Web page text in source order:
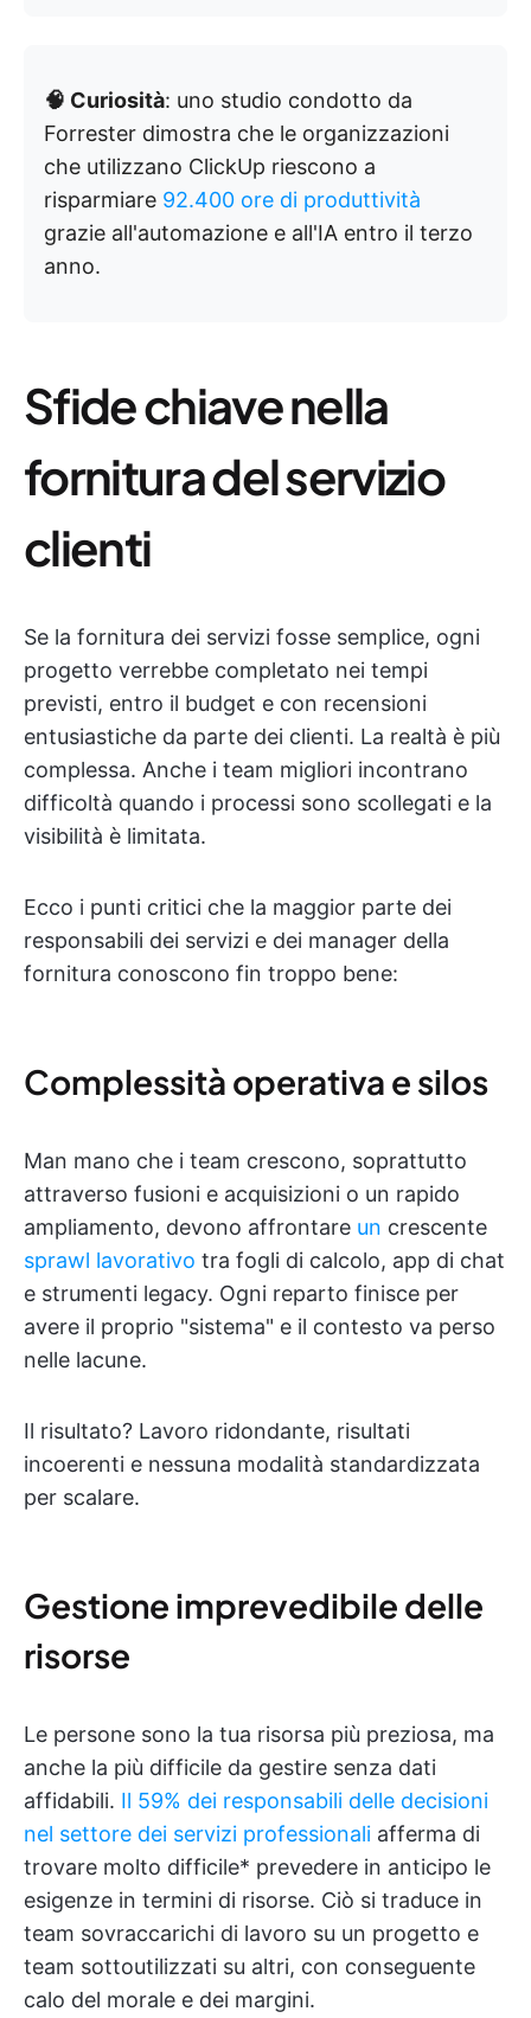
🧠 Curiosità: uno studio condotto da
Forrester dimostra che le organizzazioni
che utilizzano ClickUp riescono a
risparmiare 92.400 ore di produttività
grazie all'automazione e all'IA entro il terzo
anno.
Sfide chiave nella
fornitura del servizio
clienti
Se la fornitura dei servizi fosse semplice, ogni
progetto verrebbe completato nei tempi
previsti, entro il budget e con recensioni
entusiastiche da parte dei clienti. La realtà è più
complessa. Anche i team migliori incontrano
difficoltà quando i processi sono scollegati e la
visibilità è limitata.
Ecco i punti critici che la maggior parte dei
responsabili dei servizi e dei manager della
fornitura conoscono fin troppo bene:
Complessità operativa e silos
Man mano che i team crescono, soprattutto
attraverso fusioni e acquisizioni o un rapido
ampliamento, devono affrontare un crescente
sprawl lavorativo tra fogli di calcolo, app di chat
e strumenti legacy. Ogni reparto finisce per
avere il proprio "sistema" e il contesto va perso
nelle lacune.
Il risultato? Lavoro ridondante, risultati
incoerenti e nessuna modalità standardizzata
per scalare.
Gestione imprevedibile delle
risorse
Le persone sono la tua risorsa più preziosa, ma
anche la più difficile da gestire senza dati
affidabili. Il 59% dei responsabili delle decisioni
nel settore dei servizi professionali afferma di
trovare molto difficile* prevedere in anticipo le
esigenze in termini di risorse. Ciò si traduce in
team sovraccarichi di lavoro su un progetto e
team sottoutilizzati su altri, con conseguente
calo del morale e dei margini.